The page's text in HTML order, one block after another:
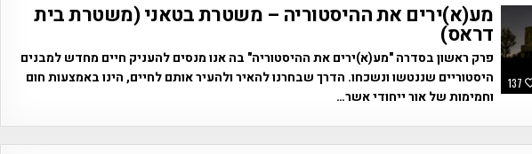
137
מע(א)ירים את ההיסטוריה – משטרת בטאני (משטרת בית
דראס)
פרק ראשון בסדרה "מע(א)ירים את ההיסטוריה" בה אנו מנסים להעניק חיים מחדש למבנים
היסטוריים שננטשו ונשכחו. הדרך שבחרנו להאיר ולהעיר אותם לחיים, הינו באמצעות חום
וחמימות של אור ייחודי אשר…